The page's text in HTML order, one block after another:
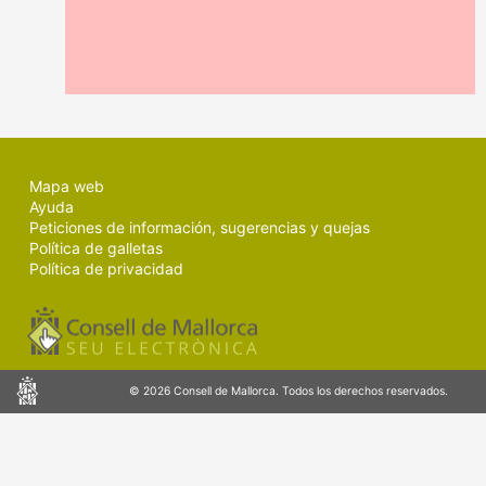
Mapa web
Ayuda
Peticiones de información, sugerencias y quejas
Política de galletas
Política de privacidad
Consell
© 2026 Consell de Mallorca. Todos los derechos reservados.